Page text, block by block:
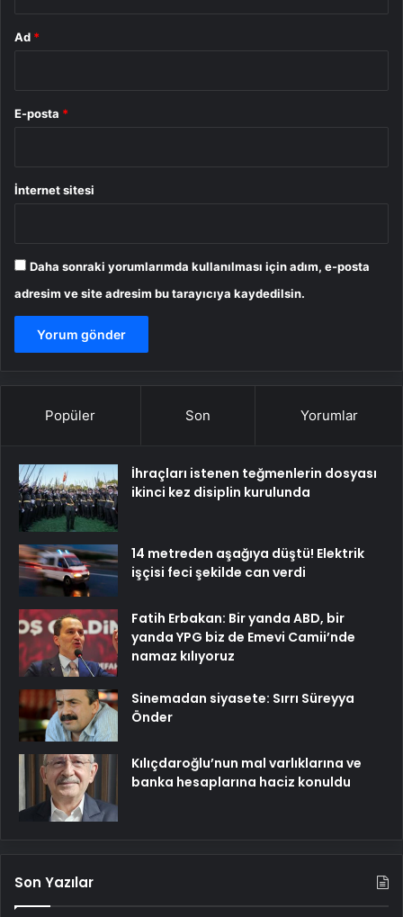
Ad *
E-posta *
İnternet sitesi
Daha sonraki yorumlarımda kullanılması için adım, e-posta
adresim ve site adresim bu tarayıcıya kaydedilsin.
Popüler Son Yorumlar
İhraçları istenen teğmenlerin dosyası
ikinci kez disiplin kurulunda
14 metreden aşağıya düştü! Elektrik
işçisi feci şekilde can verdi
Fatih Erbakan: Bir yanda ABD, bir
yanda YPG biz de Emevi Camii’nde
namaz kılıyoruz
Sinemadan siyasete: Sırrı Süreyya
Önder
Kılıçdaroğlu’nun mal varlıklarına ve
banka hesaplarına haciz konuldu
Son Yazılar